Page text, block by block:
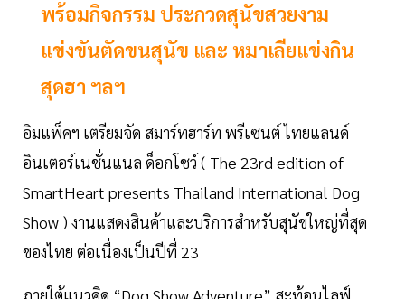
พร้อมกิจกรรม ประกวดสุนัขสวยงาม
แข่งขันตัดขนสุนัข และ หมาเลียแข่งกิน
สุดฮา ฯลฯ
อิมแพ็คฯ เตรียมจัด สมาร์ทฮาร์ท พรีเซนต์ ไทยแลนด์
อินเตอร์เนชั่นแนล ด็อกโชว์ ( The 23rd edition of
SmartHeart presents Thailand International Dog
Show ) งานแสดงสินค้าและบริการสำหรับสุนัขใหญ่ที่สุด
ของไทย ต่อเนื่องเป็นปีที่ 23